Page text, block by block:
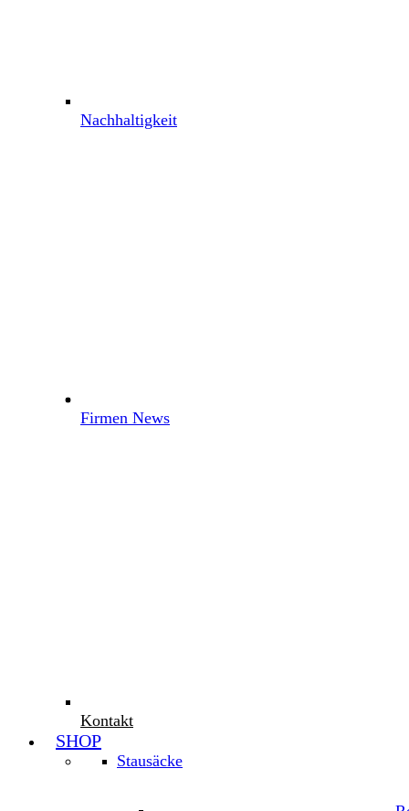
Nachhaltigkeit
Firmen News
Kontakt
SHOP
Stausäcke